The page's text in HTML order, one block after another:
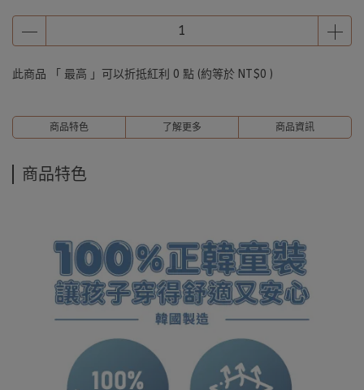
此商品 「 最高 」可以折抵紅利 0 點 (約等於 NT$0 )
商品特色 了解更多 商品資訊
商品特色